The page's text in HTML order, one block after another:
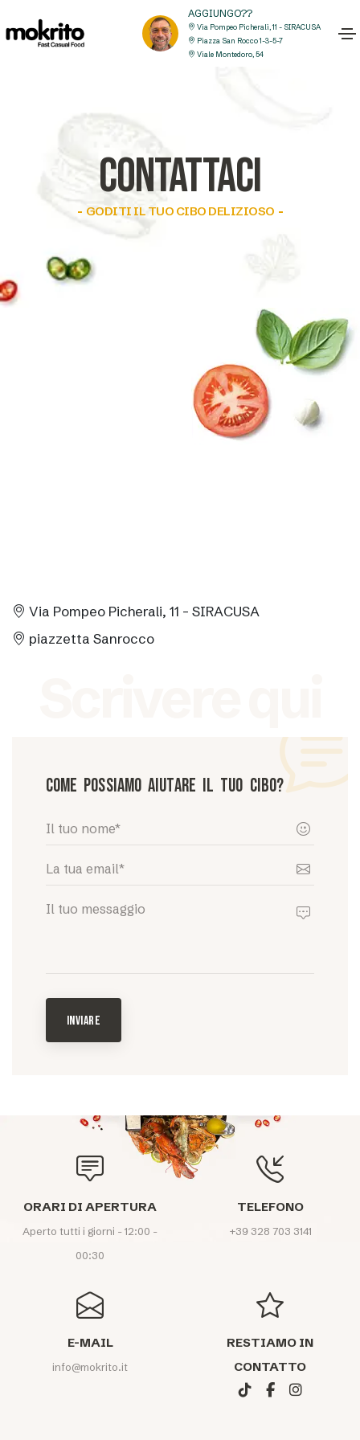
AGGIUNGO??
Via Pompeo Picherali, 11 - SIRACUSA
Piazza San Rocco 1-3-5-7
Viale Montedoro, 54
CONTATTACI
GODITI IL TUO CIBO DELIZIOSO
Via Pompeo Picherali, 11 - SIRACUSA
piazzetta Sanrocco
Come possiamo aiutare il tuo cibo?
INVIARE
ORARI DI APERTURA
Aperto tutti i giorni - 12:00 -
00:30
TELEFONO
+39 328 703 3141
E-MAIL
info@mokrito.it
RESTIAMO IN
CONTATTO